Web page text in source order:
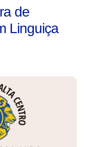
de
Linguiça